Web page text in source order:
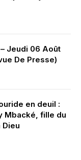
Jeudi 06 Août
De Presse)
en deuil :
Mbacké, fille du